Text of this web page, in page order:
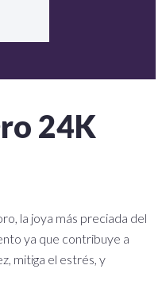
24K
la joya más preciada del
ya que contribuye a
mitiga el estrés, y